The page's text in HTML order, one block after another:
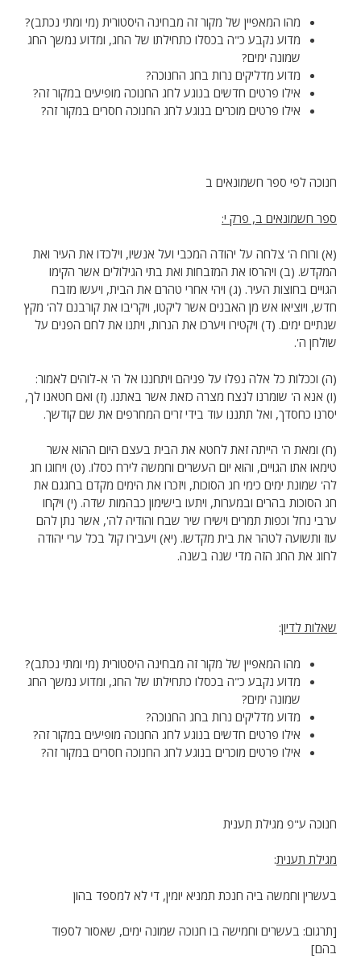
מהו המאפיין של מקור זה מבחינה היסטורית (מי ומתי נכתב)?
מדוע נקבע כ"ה בכסלו כתחילתו של החג, ומדוע נמשך החג
שמונה ימים?
מדוע מדליקים נרות בחג החנוכה?
אילו פרטים חדשים בנוגע לחג החנוכה מופיעים במקור זה?
אילו פרטים מוכרים בנוגע לחג החנוכה חסרים במקור זה?
חנוכה לפי ספר חשמונאים ב
ספר חשמונאים ב, פרק י:
(א) ורוח ה' צלחה על יהודה המכבי ועל אנשיו, וילכדו את העיר ואת
המקדש. (ב) ויהרסו את המזבחות ואת בתי הגילולים אשר הקימו
הגויים בחוצות העיר. (ג) ויהי אחרי טהרם את הבית, ויעשו מזבח
חדש, ויוציאו אש מן האבנים אשר ליקטו, ויקריבו את קורבנם לה' מקץ
שנתיים ימים. (ד) ויקטירו ויערכו את הנרות, ויתנו את לחם הפנים על
שולחן ה'.
(ה) וככלות כל אלה נפלו על פניהם ויתחננו אל ה' א-לוהים לאמור:
(ו) אנא ה' שומרנו לנצח מצרה כזאת אשר באתנו. (ז) ואם חטאנו לך,
יסרנו כחסדך, ואל תתננו עוד בידי זרים המחרפים את שם קודשך.
(ח) ומאת ה' הייתה זאת לחטא את הבית בעצם היום ההוא אשר
טימאו אתו הגויים, והוא יום העשרים וחמשה לירח כסלו. (ט) ויחוגו חג
לה' שמונת ימים כימי חג הסוכות, ויזכרו את הימים מקדם בחגגם את
חג הסוכות בהרים ובמערות, ויתעו בישימון כבהמות שדה. (י) ויקחו
ערבי נחל וכפות תמרים וישירו שיר שבח והודיה לה', אשר נתן להם
עוז ותשועה לטהר את בית מקדשו. (יא) ויעבירו קול בכל ערי יהודה
לחוג את החג הזה מדי שנה בשנה.
שאלות לדיון:
מהו המאפיין של מקור זה מבחינה היסטורית (מי ומתי נכתב)?
מדוע נקבע כ"ה בכסלו כתחילתו של החג, ומדוע נמשך החג
שמונה ימים?
מדוע מדליקים נרות בחג החנוכה?
אילו פרטים חדשים בנוגע לחג החנוכה מופיעים במקור זה?
אילו פרטים מוכרים בנוגע לחג החנוכה חסרים במקור זה?
חנוכה ע"פ מגילת תענית
מגילת תענית:
בעשרין וחמשה ביה חנכת תמניא יומין, די לא למספד בהון
[תרגום: בעשרים וחמישה בו חנוכה שמונה ימים, שאסור לספוד
בהם]